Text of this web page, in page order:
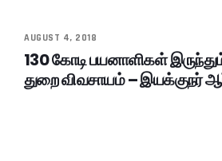
AUGUST 4, 2018
130 கோடி பயனாளிகள்
துறை விவசாயம் –